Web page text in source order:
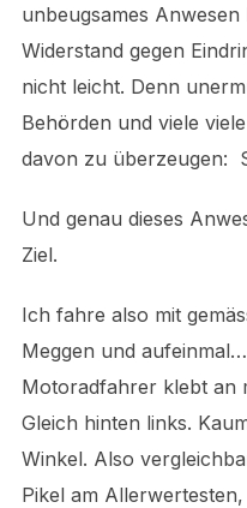
unbeugsames
Widerstand gegen
nicht leicht. Denn
Behörden und viele
davon zu überzeugen:
Und genau dieses
Ziel.
Ich fahre also mit
Meggen und
Motoradfahrer klebt an
Gleich hinten links.
Winkel. Also
Pikel am